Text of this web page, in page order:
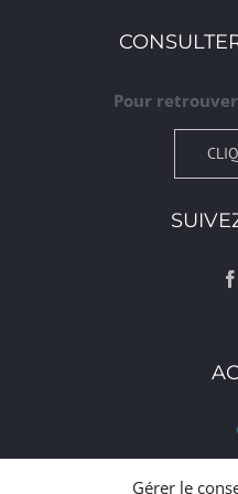
Gérer le
Pour retrouver